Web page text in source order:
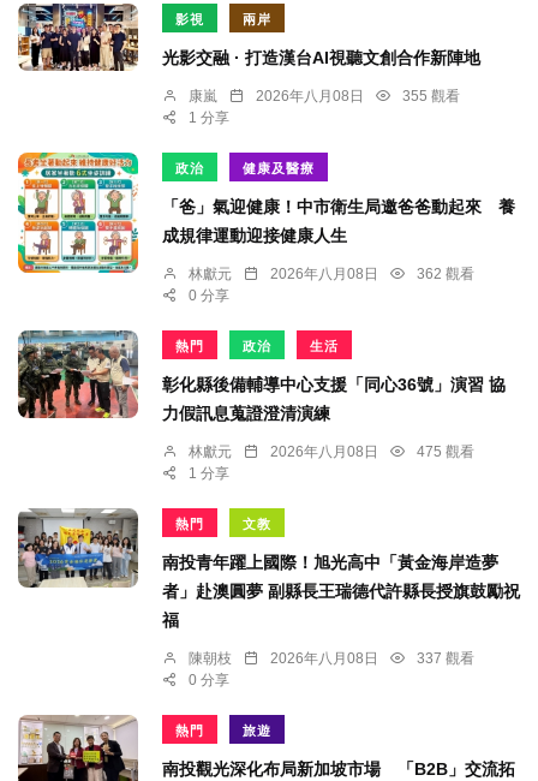
影視 兩岸
光影交融 · 打造漢台AI視聽文創合作新陣地
康嵐 2026年八月08日
355 觀看
1 分享
政治 健康及醫療
「爸」氣迎健康！中市衛生局邀爸爸動起來 養
成規律運動迎接健康人生
林獻元 2026年八月08日
362 觀看
0 分享
熱門 政治 生活
彰化縣後備輔導中心支援「同心36號」演習 協
力假訊息蒐證澄清演練
林獻元 2026年八月08日
475 觀看
1 分享
熱門 文教
南投青年躍上國際！旭光高中「黃金海岸造夢
者」赴澳圓夢 副縣長王瑞德代許縣長授旗鼓勵祝
福
陳朝枝 2026年八月08日
337 觀看
0 分享
熱門 旅遊
南投觀光深化布局新加坡市場 「B2B」交流拓